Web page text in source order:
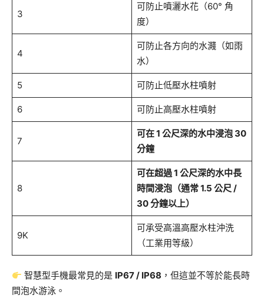
3
可防止噴灑水花（60° 角
度）
4
可防止各方向的水濺（如雨
水）
5 可防止低壓水柱噴射
6 可防止高壓水柱噴射
7
可在 1 公尺深的水中浸泡 30
分鐘
8
可在超過 1 公尺深的水中長
時間浸泡（通常 1.5 公尺 /
30 分鐘以上）
9K
可承受高溫高壓水柱沖洗
（工業用等級）
智慧型手機最常見的是 IP67 / IP68 ，但這並不等於能長時
間泡水游泳。